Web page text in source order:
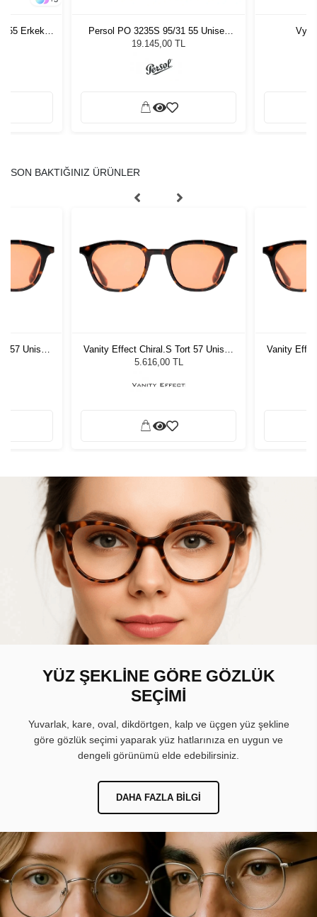
55 Erkek
Persol PO 3235S 95/31 55 Unisex
Güneş Gözlüğü
19.145,00 TL
SON BAKTIĞINIZ ÜRÜNLER
57 Unisex
Vanity Effect Chiral.S Tort 57 Unisex
Güneş Gözlüğü
5.616,00 TL
Vanity
YÜZ ŞEKLİNE GÖRE GÖZLÜK
SEÇİMİ
Yuvarlak, kare, oval, dikdörtgen, kalp ve üçgen yüz şekline
göre gözlük seçimi yaparak yüz hatlarınıza en uygun ve
dengeli görünümü elde edebilirsiniz.
DAHA FAZLA BILGI